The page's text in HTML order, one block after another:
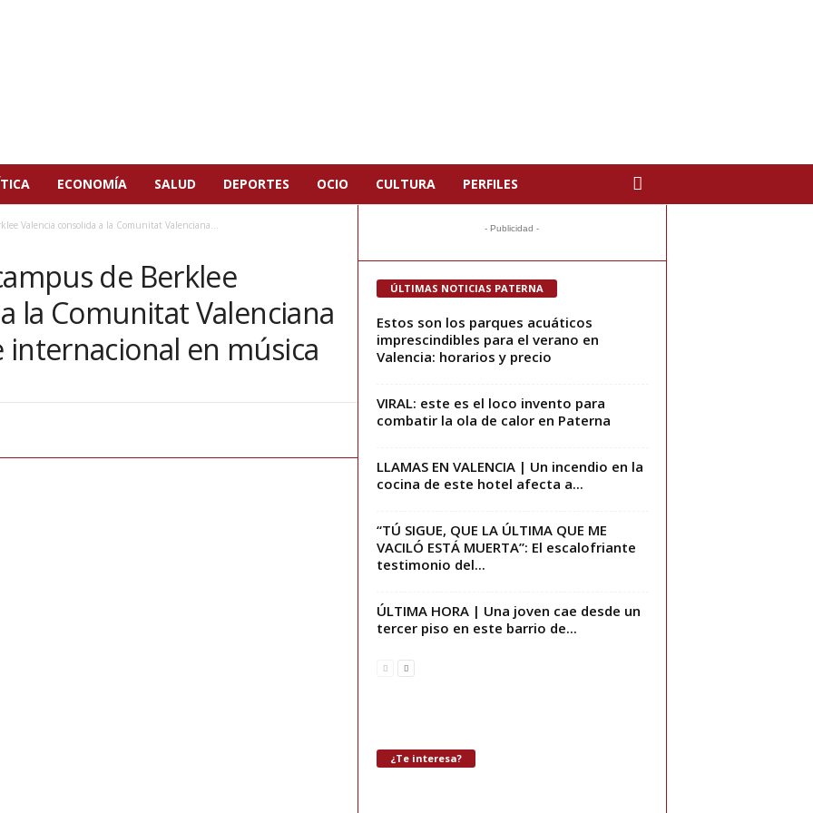
ECONOMÍA SALUD DEPORTES OCIO CULTURA PERFILES
Valencia consolida a la Comunitat Valenciana...
de Berklee
la Comunitat Valenciana
en música
- Publicidad -
ÚLTIMAS NOTICIAS PATERNA
Estos son los parques acuáticos
imprescindibles para el verano en
Valencia: horarios y precio
VIRAL: este es el loco invento para
combatir la ola de calor en Paterna
LLAMAS EN VALENCIA | Un incendio en la
cocina de este hotel afecta a...
“TÚ SIGUE, QUE LA ÚLTIMA QUE ME
VACILÓ ESTÁ MUERTA”: El escalofriante
testimonio del...
ÚLTIMA HORA | Una joven cae desde un
tercer piso en este barrio de...
¿Te interesa?